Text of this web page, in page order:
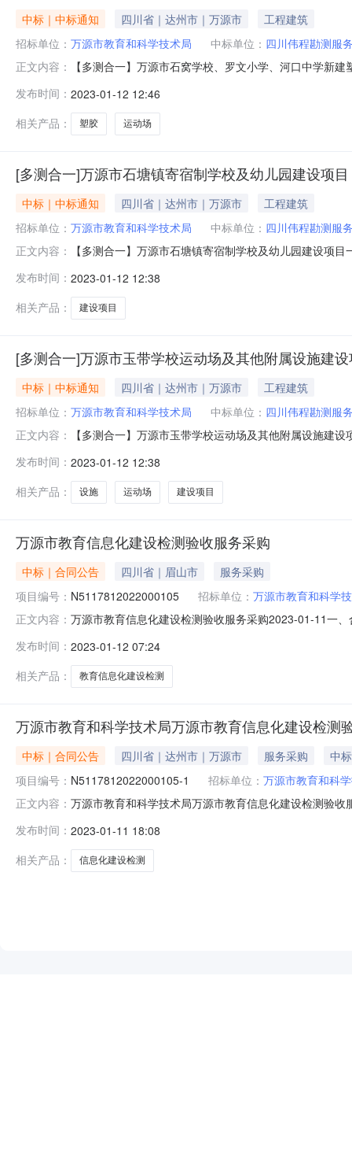
中标｜中标通知 四川省｜达州市｜万源市
工程建筑
招标单位： 万源市教育和科学技术局 中标单位： 四川伟程勘测服
正文内容：
【多测合一】万源市石窝学校、罗文小学、河口中学新
市三、公告发布日期2023年01月12日12:18:43四、中标
免责申明：本网站是中介
发布时间： 2023-01-12 12:46
相关产品：
塑胶 运动场
[多测合一]万源市石塘镇寄宿制学校及幼儿园建设项目
中标｜中标通知 四川省｜达州市｜万源市
工程建筑
招标单位： 万源市教育和科学技术局 中标单位： 四川伟程勘测服
正文内容：
【多测合一】万源市石塘镇寄宿制学校及幼儿园建设项
月12日12:18:37四、中标须知请于自本公告发布起三日
息发布平台，所发布信息
发布时间： 2023-01-12 12:38
相关产品：
建设项目
[多测合一]万源市玉带学校运动场及其他附属设施建
中标｜中标通知 四川省｜达州市｜万源市
工程建筑
招标单位： 万源市教育和科学技术局 中标单位： 四川伟程勘测服
正文内容：
【多测合一】万源市玉带学校运动场及其他附属设施建
2023年01月12日12:18:30四、中标须知请于自本公告发
中介交易信息发布平台，所
发布时间： 2023-01-12 12:38
相关产品：
设施 运动场 建设项目
万源市教育信息化建设检测验收服务采购
中标｜合同公告 四川省｜眉山市
服务采购
项目编号： N5117812022000105 招标单位： 万源市教育和科学
正文内容： 万源市教育信息化建设检测验收服务采购2023-01-11一
系方式：15882988266供应商（乙方）：四川蜀汇恒检
发布时间： 2023-01-12 07:24
相关产品：
教育信息化建设检测
万源市教育和科学技术局万源市教育信息化建设检测
中标｜合同公告 四川省｜达州市｜万源市 服务采购
中
项目编号： N5117812022000105-1 招标单位： 万源市教育和科
正文内容： 万源市教育和科学技术局万源市教育信息化建设检测验
川大道209号联系方式：15882988266供应商(乙方)：四
发布时间： 2023-01-11 18:08
相关产品：
信息化建设检测